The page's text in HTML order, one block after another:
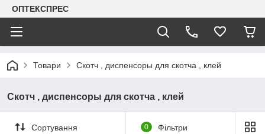
ОПТЕКСПРЕС
Товари Скотч , диспенсоры для скотча , клей
Скотч , диспенсоры для скотча , клей
Сортування 0 Фільтри